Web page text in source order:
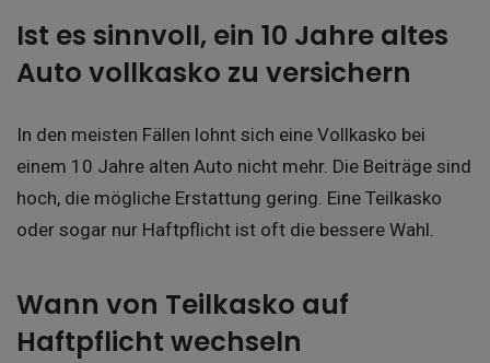
Ist es sinnvoll, ein 10 Jahre altes
Auto vollkasko zu versichern
In den meisten Fällen lohnt sich eine Vollkasko bei
einem 10 Jahre alten Auto nicht mehr. Die Beiträge sind
hoch, die mögliche Erstattung gering. Eine Teilkasko
oder sogar nur Haftpflicht ist oft die bessere Wahl.
Wann von Teilkasko auf
Haftpflicht wechseln